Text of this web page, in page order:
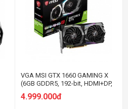
VGA MSI GTX 1660 GAMING X
(6GB GDDR5, 192-bit, HDMI+DP,
1x8-pin)
4.999.000đ